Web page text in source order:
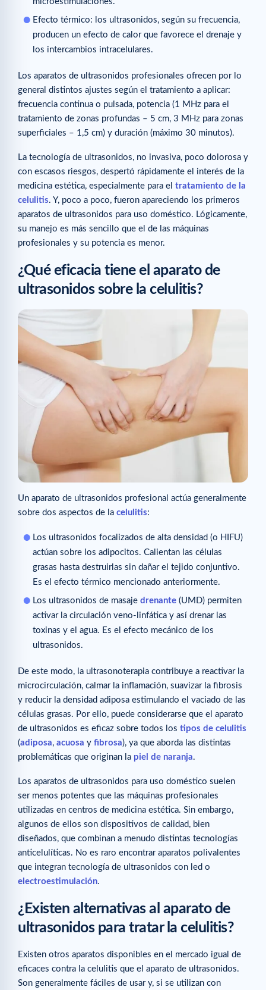
Efecto térmico: los ultrasonidos, según su frecuencia,
producen un efecto de calor que favorece el drenaje y
los intercambios intracelulares.
Los aparatos de ultrasonidos profesionales ofrecen por lo
general distintos ajustes según el tratamiento a aplicar:
frecuencia continua o pulsada, potencia (1 MHz para el
tratamiento de zonas profundas – 5 cm, 3 MHz para zonas
superficiales – 1,5 cm) y duración (máximo 30 minutos).
La tecnología de ultrasonidos, no invasiva, poco dolorosa y
con escasos riesgos, despertó rápidamente el interés de la
medicina estética, especialmente para el tratamiento de la
celulitis. Y, poco a poco, fueron apareciendo los primeros
aparatos de ultrasonidos para uso doméstico. Lógicamente,
su manejo es más sencillo que el de las máquinas
profesionales y su potencia es menor.
¿Qué eficacia tiene el aparato de
ultrasonidos sobre la celulitis?
Un aparato de ultrasonidos profesional actúa generalmente
sobre dos aspectos de la celulitis:
Los ultrasonidos focalizados de alta densidad (o HIFU)
actúan sobre los adipocitos. Calientan las células
grasas hasta destruirlas sin dañar el tejido conjuntivo.
Es el efecto térmico mencionado anteriormente.
Los ultrasonidos de masaje drenante (UMD) permiten
activar la circulación veno-linfática y así drenar las
toxinas y el agua. Es el efecto mecánico de los
ultrasonidos.
De este modo, la ultrasonoterapia contribuye a reactivar la
microcirculación, calmar la inflamación, suavizar la fibrosis
y reducir la densidad adiposa estimulando el vaciado de las
células grasas. Por ello, puede considerarse que el aparato
de ultrasonidos es eficaz sobre todos los tipos de celulitis
(adiposa, acuosa y fibrosa), ya que aborda las distintas
problemáticas que originan la piel de naranja.
Los aparatos de ultrasonidos para uso doméstico suelen
ser menos potentes que las máquinas profesionales
utilizadas en centros de medicina estética. Sin embargo,
algunos de ellos son dispositivos de calidad, bien
diseñados, que combinan a menudo distintas tecnologías
anticelulíticas. No es raro encontrar aparatos polivalentes
que integran tecnología de ultrasonidos con led o
electroestimulación.
¿Existen alternativas al aparato de
ultrasonidos para tratar la celulitis?
Existen otros aparatos disponibles en el mercado igual de
eficaces contra la celulitis que el aparato de ultrasonidos.
Son generalmente fáciles de usar y, si se utilizan con